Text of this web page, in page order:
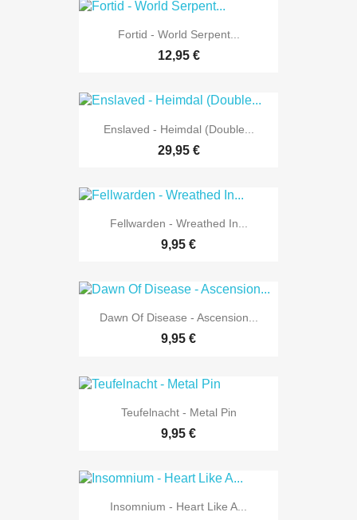
Fortid - World Serpent...
12,95 €
Enslaved - Heimdal (Double...
29,95 €
Fellwarden - Wreathed In...
9,95 €
Dawn Of Disease - Ascension...
9,95 €
Teufelnacht - Metal Pin
9,95 €
Insomnium - Heart Like A...